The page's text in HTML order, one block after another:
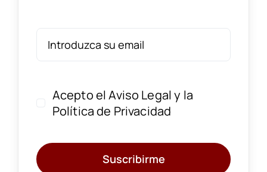
Acepto elAviso Legal y la
Política de Privacidad
Suscribirme